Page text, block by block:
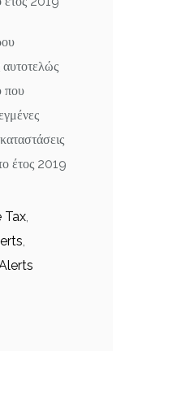
αυτοτελώς
που
έτος 2019
Tax,
,